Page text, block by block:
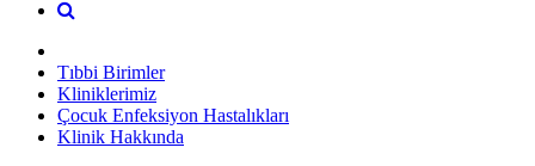
Tıbbi Birimler
Kliniklerimiz
Çocuk Enfeksiyon Hastalıkları
Klinik Hakkında